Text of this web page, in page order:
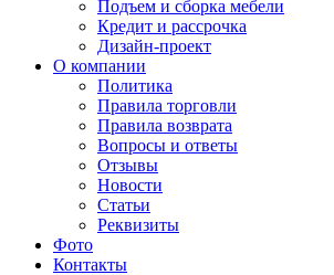
Подъем и сборка мебели
Кредит и рассрочка
Дизайн-проект
О компании
Политика
Правила торговли
Правила возврата
Вопросы и ответы
Отзывы
Новости
Статьи
Реквизиты
Фото
Контакты